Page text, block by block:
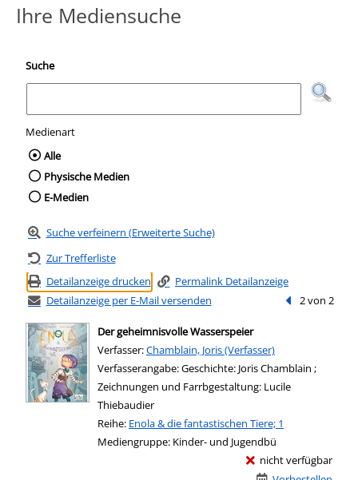
Ihre Mediensuche
Suche
Medienart
Wählen Sie die Medienart nach der Sie
Alle
Physische Medien
E-Medien
Suche verfeinern (Erweiterte Suche)
Zur Trefferliste
Detailanzeige drucken
Permalink Detailanzeige
Detailanzeige per E-Mail versenden
Vorheriger
2 von 2
Der geheimnisvolle Wasserspeier
Verfasser:Suche nach diesem Verfasser
Chamblain, Joris (Verfasser)
Verfasserangabe:Geschichte: Joris Chamblain ;
Zeichnungen und Farrbgestaltung: Lucile
Thiebaudier
Reihe: Enola & die fantastischen Tiere; 1
Mediengruppe: Kinder- und Jugendbü
nicht verfügbar